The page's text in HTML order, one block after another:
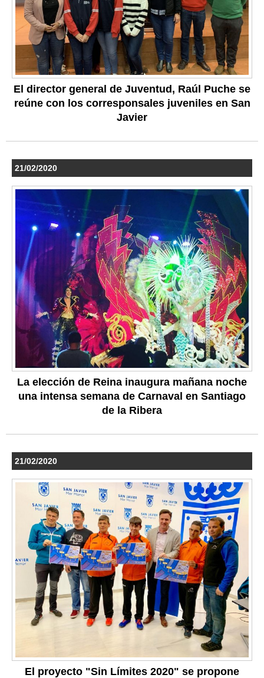
El director general de Juventud, Raúl Puche se
reúne con los corresponsales juveniles en San
Javier
21/02/2020
La elección de Reina inaugura mañana noche
una intensa semana de Carnaval en Santiago
de la Ribera
21/02/2020
El proyecto "Sin Límites 2020" se propone